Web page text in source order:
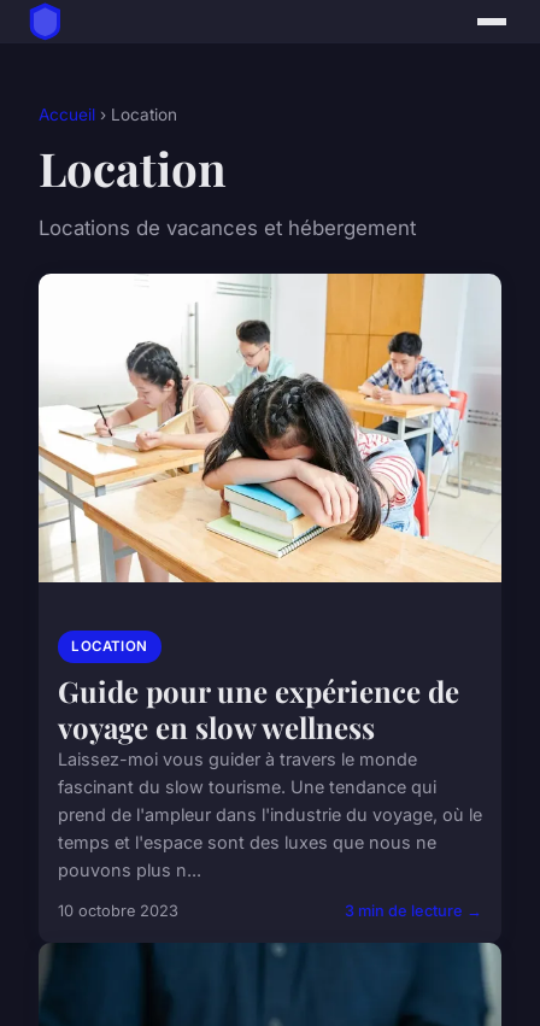
Accueil › Location
Location
Locations de vacances et hébergement
LOCATION
Guide pour une expérience de
voyage en slow wellness
Laissez-moi vous guider à travers le monde
fascinant du slow tourisme. Une tendance qui
prend de l'ampleur dans l'industrie du voyage, où le
temps et l'espace sont des luxes que nous ne
pouvons plus n...
10 octobre 2023 3 min de lecture →